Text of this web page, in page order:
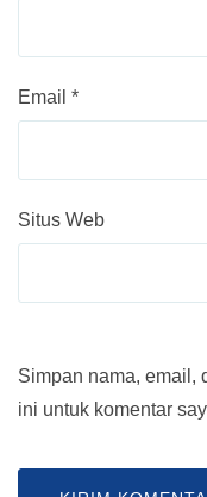
Email *
Situs Web
Simpan nama, email,
ini untuk komentar